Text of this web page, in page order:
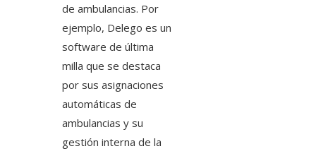
de ambulancias. Por
ejemplo, Delego es un
software de última
milla que se destaca
por sus asignaciones
automáticas de
ambulancias y su
gestión interna de la